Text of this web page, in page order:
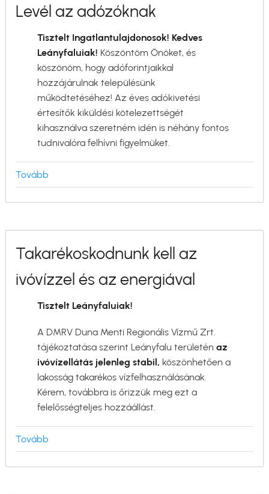
MOHU)
Levél az adózóknak
Tisztelt Ingatlantulajdonosok! Kedves
Leányfaluiak! Köszöntöm Önöket, és
köszönöm, hogy adóforintjaikkal
hozzájárulnak településünk
működtetéséhez! Az éves adókivetési
értesítők kiküldési kötelezettségét
kihasználva szeretném idén is néhány fontos
tudnivalóra felhívni figyelmüket.
Tovább
az
adózóknak)
Takarékoskodnunk kell az
ivóvízzel és az energiával
Tisztelt Leányfaluiak!
A DMRV Duna Menti Regionális Vízmű Zrt.
tájékoztatása szerint Leányfalu területén az
ivóvízellátás jelenleg stabil, köszönhetően a
lakosság takarékos vízfelhasználásának.
Kérem, továbbra is őrizzük meg ezt a
felelősségteljes hozzáállást.
Tovább
kell
az